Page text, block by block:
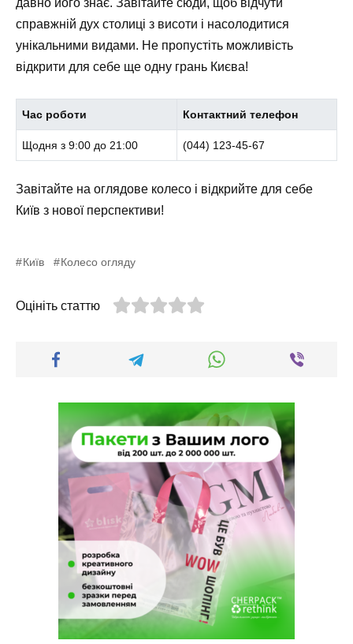
давно його знає. Завітайте сюди, щоб відчути
справжній дух столиці з висоти і насолодитися
унікальними видами. Не пропустіть можливість
відкрити для себе ще одну грань Києва!
Час роботи Контактний телефон
Щодня з 9:00 до 21:00 (044) 123-45-67
Завітайте на оглядове колесо і відкрийте для себе
Київ з нової перспективи!
Київ Колесо огляду
Оцініть статтю